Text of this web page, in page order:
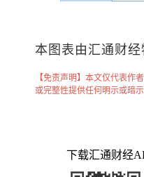
本图表由汇通财经
【免责声明】本文仅代表作
或完整性提供任何明示或暗
下载汇通财经